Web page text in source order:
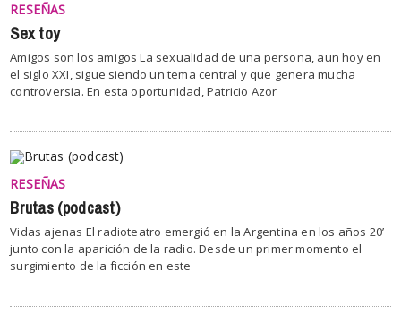
RESEÑAS
Sex toy
Amigos son los amigos La sexualidad de una persona, aun hoy en
el siglo XXI, sigue siendo un tema central y que genera mucha
controversia. En esta oportunidad, Patricio Azor
RESEÑAS
Brutas (podcast)
Vidas ajenas El radioteatro emergió en la Argentina en los años 20’
junto con la aparición de la radio. Desde un primer momento el
surgimiento de la ficción en este